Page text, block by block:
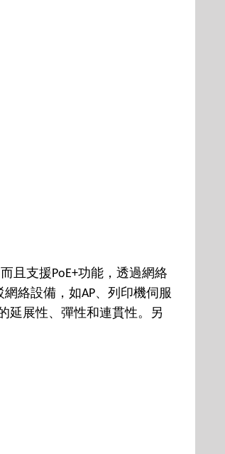
而且 支援PoE+功能，透過網絡
網絡設備，如AP、列印機伺服
延展性、彈性和連貫性。另